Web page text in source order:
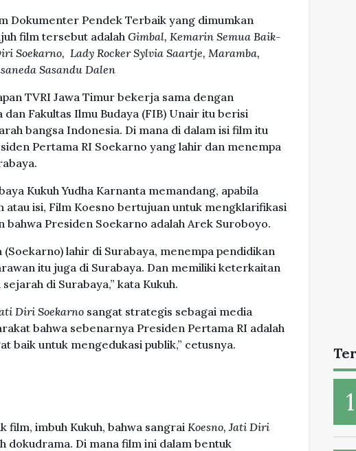
Dokumenter Pendek Terbaik yang dimumkan
film tersebut adalah Gimbal, Kemarin Semua Baik-
Soekarno, Lady Rocker Sylvia Saartje, Maramba,
Sasandu Dalen
TVRI Jawa Timur bekerja sama dengan
Fakultas Ilmu Budaya (FIB) Unair itu berisi
bangsa Indonesia. Di mana di dalam isi film itu
Pertama RI Soekarno yang lahir dan menempa
Kukuh Yudha Karnanta memandang, apabila
atau isi, Film Koesno bertujuan untuk mengklarifikasi
bahwa Presiden Soekarno adalah Arek Suroboyo.
(Soekarno) lahir di Surabaya, menempa pendidikan
itu juga di Surabaya. Dan memiliki keterkaitan
di Surabaya,” kata Kukuh.
Diri Soekarno sangat strategis sebagai media
bahwa sebenarnya Presiden Pertama RI adalah
baik untuk mengedukasi publik,” cetusnya.
film, imbuh Kukuh, bahwa sangrai Koesno, Jati Diri
dokudrama. Di mana film ini dalam bentuk